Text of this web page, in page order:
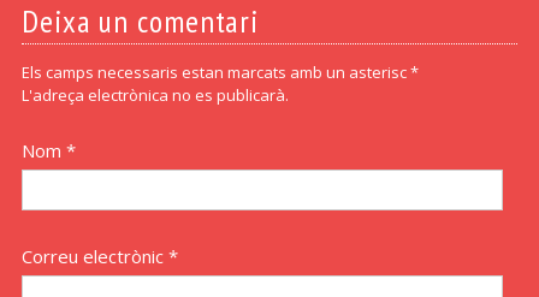
Deixa un comentari
Els camps necessaris estan marcats amb un asterisc *
L'adreça electrònica no es publicarà.
Nom *
Correu electrònic *